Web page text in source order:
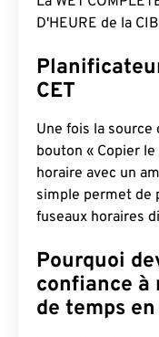
D'HEURE de la
CET
Une fois la
bouton « Copier
horaire avec un
simple permet de
fuseaux horaires
Pourquoi
confiance
de temps